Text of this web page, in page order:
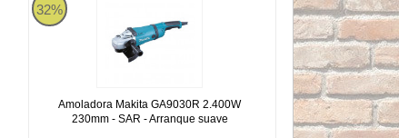
32%
Amoladora Makita GA9030R 2.400W
230mm - SAR - Arranque suave